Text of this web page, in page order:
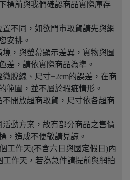
標前與我們確認商品實際庫存
不同，如欲門市取貨請先與網
安排。
，與螢幕顯示差異，實物與圖
差，請依實際商品為準。
脫線、尺寸±2cm的誤差，在商
範圍，並不屬於瑕疵情形。
開放超商取貨，尺寸依各超商
動方案，故有部分商品之售價
，造成不便敬請見諒。
工作天(不含六日與國定假日)內
工作天，若為急件請提前與網拍